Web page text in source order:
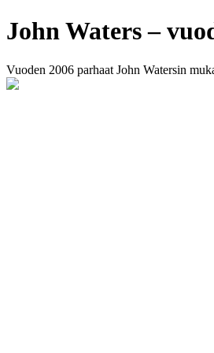
John Waters –
Vuoden 2006 parhaat John Watersin